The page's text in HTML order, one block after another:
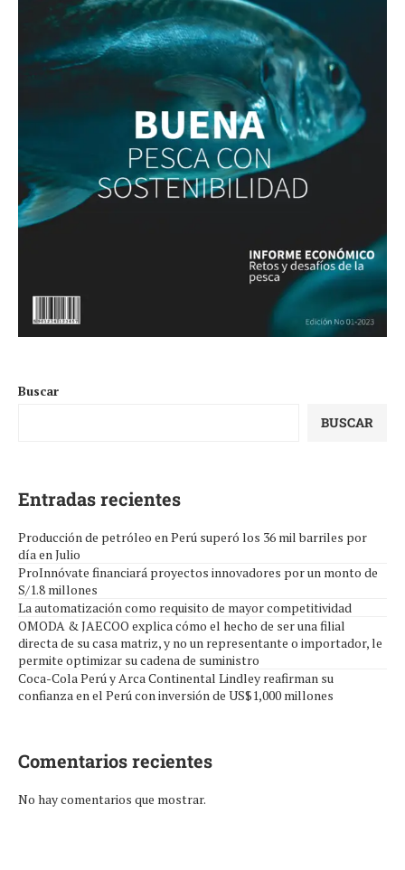
Buscar
BUSCAR
Entradas recientes
Producción de petróleo en Perú superó los 36 mil barriles por
día en Julio
ProInnóvate financiará proyectos innovadores por un monto de
S/1.8 millones
La automatización como requisito de mayor competitividad
OMODA & JAECOO explica cómo el hecho de ser una filial
directa de su casa matriz, y no un representante o importador, le
permite optimizar su cadena de suministro
Coca-Cola Perú y Arca Continental Lindley reafirman su
confianza en el Perú con inversión de US$1,000 millones
Comentarios recientes
No hay comentarios que mostrar.